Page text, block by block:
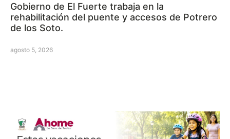
Gobierno de El Fuerte trabaja en la
rehabilitación del puente y accesos de Potrero
de los Soto.
agosto 5, 2026